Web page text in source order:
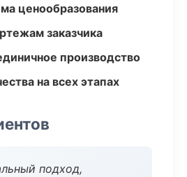
ценообразования
заказчика
производство
на всех этапах
подход,